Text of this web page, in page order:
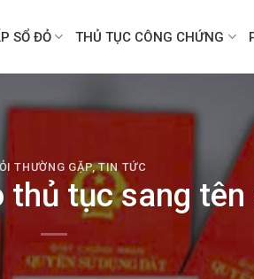
SỔ ĐỎ THỦ TỤC CÔNG CHỨNG
THƯỜNG GẶP,TIN TỨC
thủ tục sang